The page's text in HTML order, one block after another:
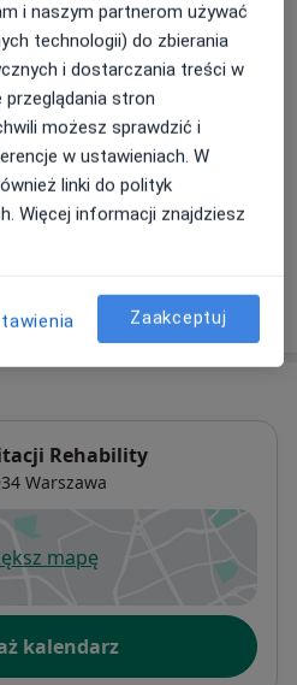
motoryczne w ujęciu
Rzepka
sensoryczna”
: Odcinek lędźwiowy i
Kinetic Control
FMS – prowadzący mgr
metody(KT1) oraz
(KT2)
: Fitness i areobik
- Jakub Mauricz
są ceny?
Rehability
Warszawa
mapę
otwiera się w nowej karcie
kalendarz
i naszym partnerom używać
technologii) do zbierania
i dostarczania treści w
stron
możesz sprawdzić i
w ustawieniach. W
linki do polityk
Więcej informacji znajdziesz
Zaakceptuj